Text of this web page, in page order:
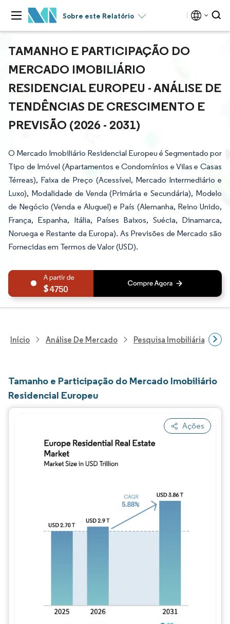
Sobre este Relatório
TAMANHO E PARTICIPAÇÃO DO
MERCADO IMOBILIÁRIO
RESIDENCIAL EUROPEU - ANÁLISE DE
TENDÊNCIAS DE CRESCIMENTO E
PREVISÃO (2026 - 2031)
O Mercado Imobiliário Residencial Europeu é Segmentado por
Tipo de Imóvel (Apartamentos e Condomínios e Vilas e Casas
Térreas), Faixa de Preço (Acessível, Mercado Intermediário e
Luxo), Modalidade de Venda (Primária e Secundária), Modelo
de Negócio (Venda e Aluguel) e País (Alemanha, Reino Unido,
França, Espanha, Itália, Países Baixos, Suécia, Dinamarca,
Noruega e Restante da Europa). As Previsões de Mercado são
Fornecidas em Termos de Valor (USD).
4750
Início Análise De Mercado Pesquisa Imobiliária E De
Tamanho e Participação do Mercado Imobiliário
Residencial Europeu
Ações